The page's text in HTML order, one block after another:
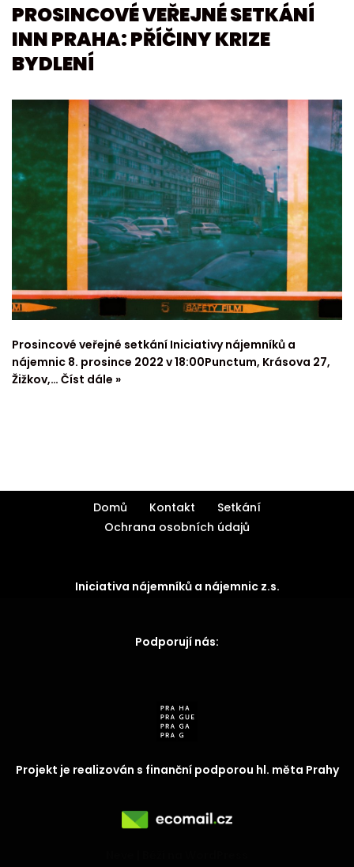
PROSINCOVÉ VEŘEJNÉ SETKÁNÍ
INN PRAHA: PŘÍČINY KRIZE
BYDLENÍ
Prosincové veřejné setkání Iniciativy nájemníků a
nájemnic 8. prosince 2022 v 18:00Punctum, Krásova 27,
Žižkov,… Číst dále »
Domů Kontakt
Setkání
Ochrana osobních údajů
Iniciativa nájemníků a nájemnic z.s.
Podporují nás:
Projekt je realizován s finanční podporou hl. měta Prahy